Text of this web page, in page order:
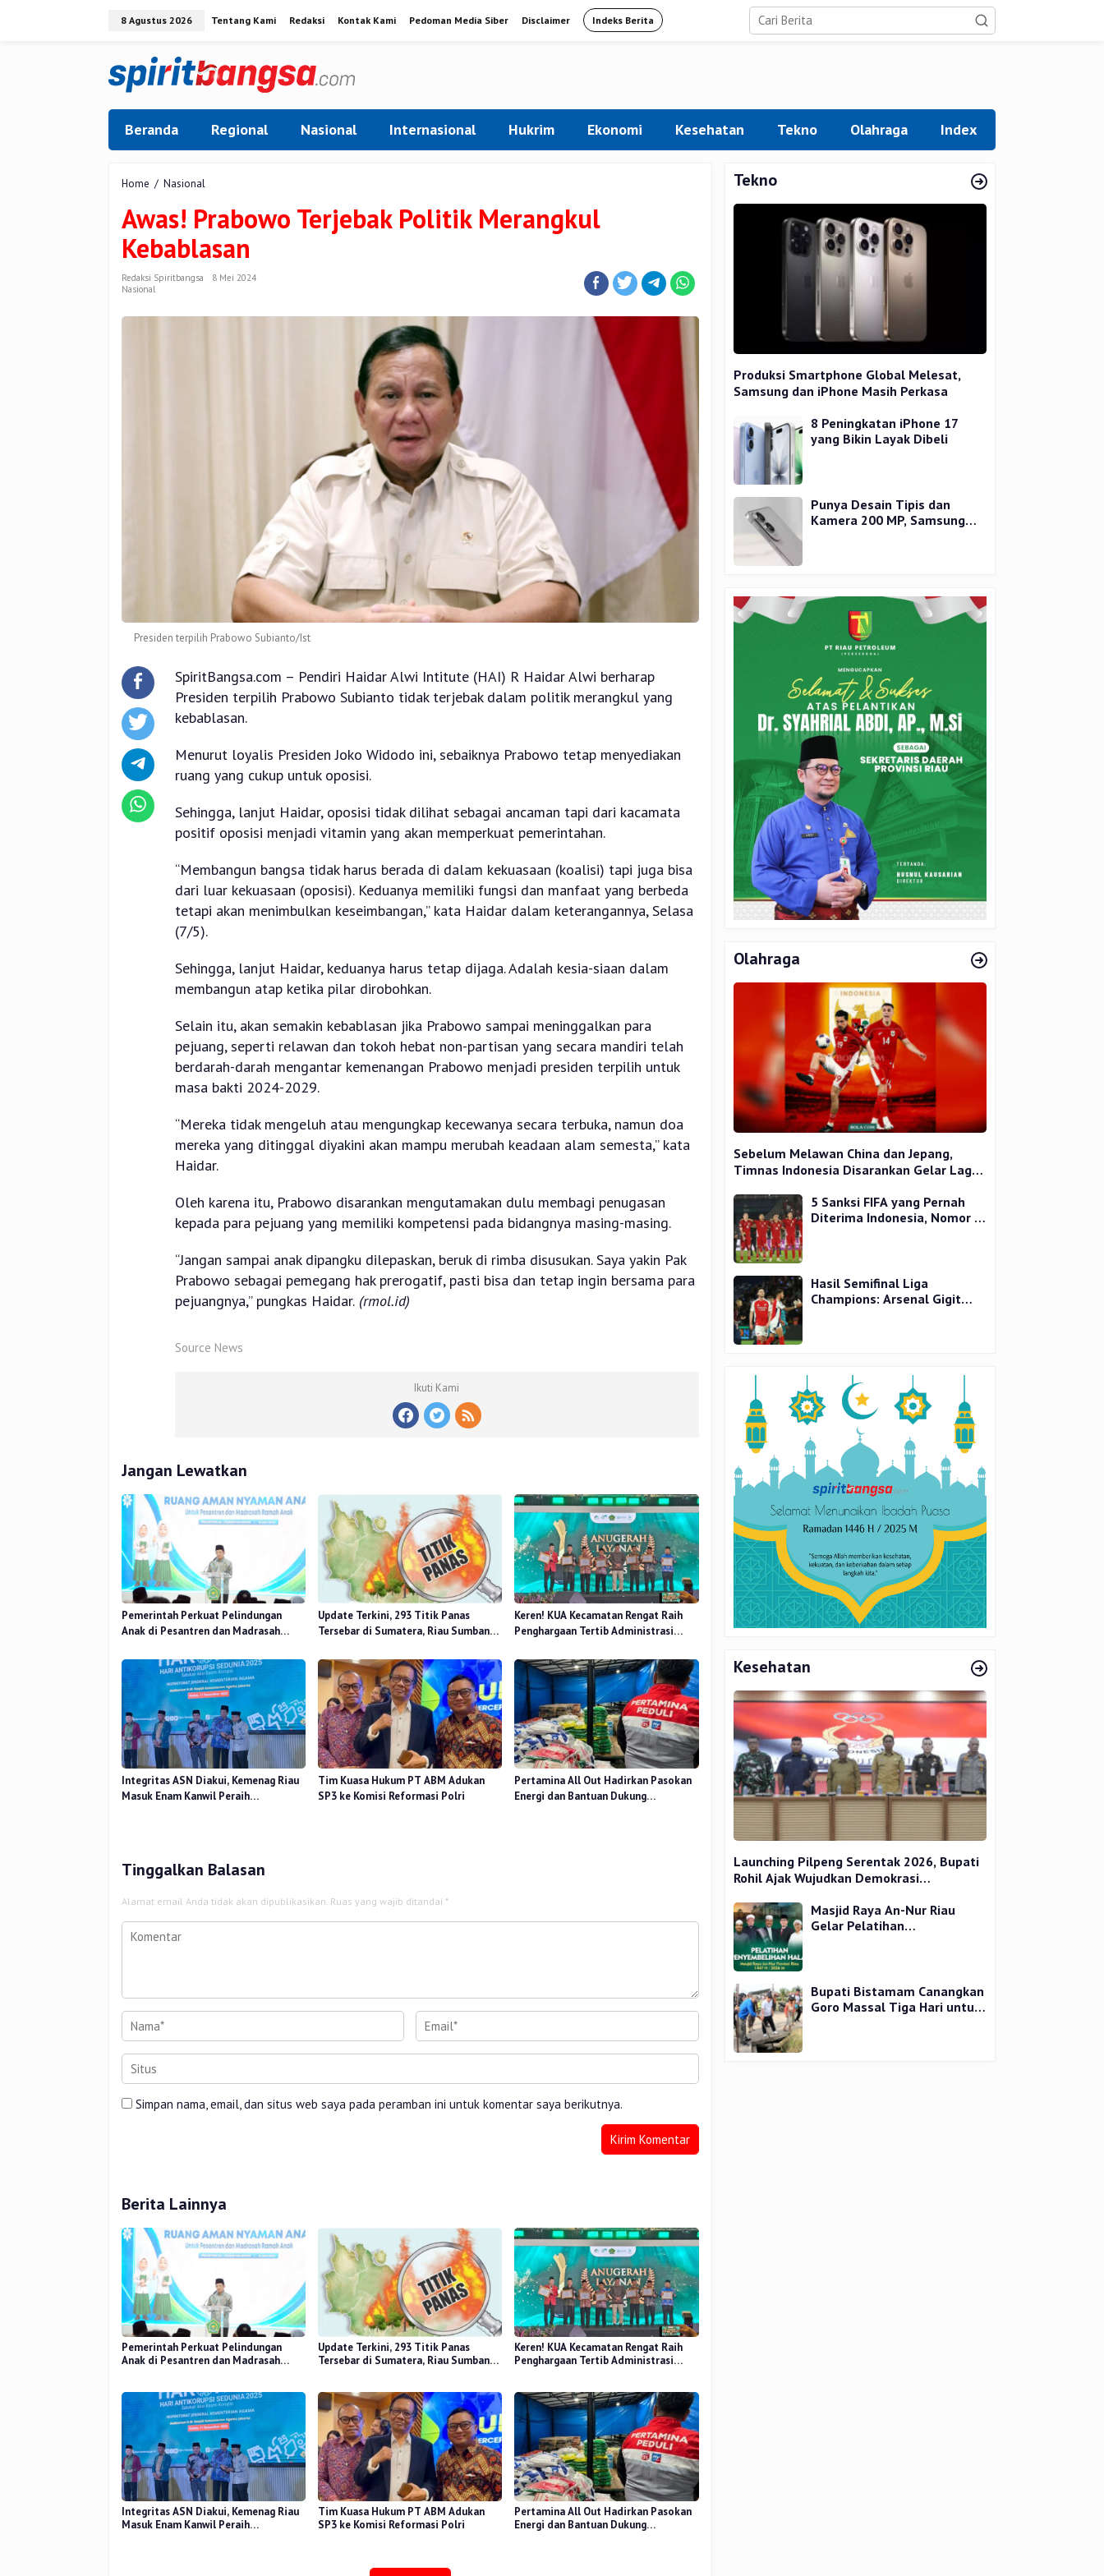
8 Agustus 2026 Tentang Kami Redaksi Kontak Kami Pedoman Media Siber Disclaimer Indeks Berita
Beranda Regional Nasional Internasional Hukrim Ekonomi Kesehatan Tekno Olahraga Index
Home / Nasional
Terjebak
Politik
Merangkul
Kebablasan
Awas! Prabowo Terjebak Politik Merangkul
Kebablasan
Redaksi Spiritbangsa
8 Mei 2024
Nasional
Presiden terpilih Prabowo Subianto/Ist
SpiritBangsa.com – Pendiri Haidar Alwi Intitute (HAI) R Haidar Alwi berharap
Presiden terpilih Prabowo Subianto tidak terjebak dalam politik merangkul yang
kebablasan.
Menurut loyalis Presiden Joko Widodo ini, sebaiknya Prabowo tetap menyediakan
ruang yang cukup untuk oposisi.
Sehingga, lanjut Haidar, oposisi tidak dilihat sebagai ancaman tapi dari kacamata
positif oposisi menjadi vitamin yang akan memperkuat pemerintahan.
“Membangun bangsa tidak harus berada di dalam kekuasaan (koalisi) tapi juga bisa
dari luar kekuasaan (oposisi). Keduanya memiliki fungsi dan manfaat yang berbeda
tetapi akan menimbulkan keseimbangan,” kata Haidar dalam keterangannya, Selasa
(7/5).
Sehingga, lanjut Haidar, keduanya harus tetap dijaga. Adalah kesia-siaan dalam
membangun atap ketika pilar dirobohkan.
Selain itu, akan semakin kebablasan jika Prabowo sampai meninggalkan para
pejuang, seperti relawan dan tokoh hebat non-partisan yang secara mandiri telah
berdarah-darah mengantar kemenangan Prabowo menjadi presiden terpilih untuk
masa bakti 2024-2029.
“Mereka tidak mengeluh atau mengungkap kecewanya secara terbuka, namun doa
mereka yang ditinggal diyakini akan mampu merubah keadaan alam semesta,” kata
Haidar.
Oleh karena itu, Prabowo disarankan mengutamakan dulu membagi penugasan
kepada para pejuang yang memiliki kompetensi pada bidangnya masing-masing.
“Jangan sampai anak dipangku dilepaskan, beruk di rimba disusukan. Saya yakin Pak
Prabowo sebagai pemegang hak prerogatif, pasti bisa dan tetap ingin bersama para
pejuangnya,” pungkas Haidar.(rmol.id)
Source News
Ikuti Kami
Jangan Lewatkan
Pemerintah Perkuat Pelindungan
Anak di Pesantren dan Madrasah
Update Terkini, 293 Titik Panas
Tersebar di Sumatera, Riau Sumbang
Keren! KUA Kecamatan Rengat Raih
Penghargaan Tertib Administrasi
Integritas ASN Diakui, Kemenag Riau
Masuk Enam Kanwil Peraih
Tim Kuasa Hukum PT ABM Adukan
SP3 ke Komisi Reformasi Polri
Pertamina All Out Hadirkan Pasokan
Energi dan Bantuan Dukung
Tinggalkan Balasan
Alamat email Anda tidak akan dipublikasikan. Ruas yang wajib ditandai *
Simpan nama, email, dan situs web saya pada peramban ini untuk komentar saya berikutnya.
Berita Lainnya
Pemerintah Perkuat Pelindungan
Anak di Pesantren dan Madrasah
Update Terkini, 293 Titik Panas
Tersebar di Sumatera, Riau Sumbang
Keren! KUA Kecamatan Rengat Raih
Penghargaan Tertib Administrasi
Integritas ASN Diakui, Kemenag Riau
Masuk Enam Kanwil Peraih
Tim Kuasa Hukum PT ABM Adukan
SP3 ke Komisi Reformasi Polri
Pertamina All Out Hadirkan Pasokan
Energi dan Bantuan Dukung
Tekno
Produksi Smartphone Global Melesat,
Samsung dan iPhone Masih Perkasa
8 Peningkatan iPhone 17
yang Bikin Layak Dibeli
Punya Desain Tipis dan
Kamera 200 MP, Samsung
Olahraga
Sebelum Melawan China dan Jepang,
Timnas Indonesia Disarankan Gelar Laga
5 Sanksi FIFA yang Pernah
Diterima Indonesia, Nomor 1
Hasil Semifinal Liga
Champions: Arsenal Gigit
Kesehatan
Launching Pilpeng Serentak 2026, Bupati
Rohil Ajak Wujudkan Demokrasi
Masjid Raya An-Nur Riau
Gelar Pelatihan
Bupati Bistamam Canangkan
Goro Massal Tiga Hari untuk